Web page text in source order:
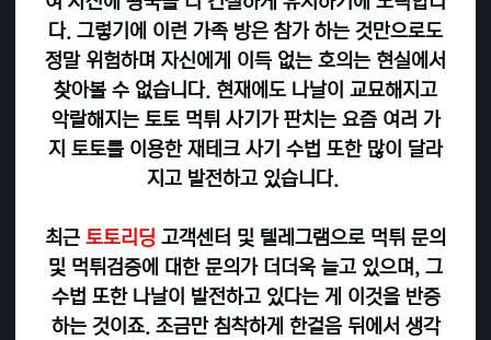
다. 그렇기에 이런 가족 방은 참가 하는 것만으로도
정말 위험하며 자신에게 이득 없는 호의는 현실에서
찾아볼 수 없습니다. 현재에도 나날이 교묘해지고
악랄해지는 토토 먹튀 사기가 판치는 요즘 여러 가
지 토토를 이용한 재테크 사기 수법 또한 많이 달라
지고 발전하고 있습니다.
최근 토토리딩 고객센터 및 텔레그램으로 먹튀 문의
및 먹튀검증에 대한 문의가 더더욱 늘고 있으며, 그
수법 또한 나날이 발전하고 있다는 게 이것을 반증
하는 것이죠. 조금만 침착하게 한걸음 뒤에서 생각